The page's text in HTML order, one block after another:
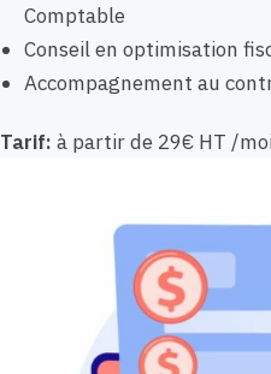
Comptable
Conseil en optimisation
Accompagnement au
Tarif: à partir de 29€ HT /